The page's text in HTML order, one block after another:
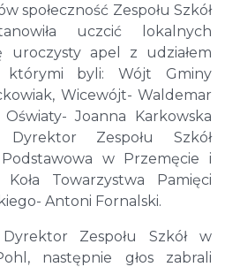
społeczność Zespołu Szkół
uczcić lokalnych
uroczysty apel z udziałem
którymi byli: Wójt Gminy
Wicewójt- Waldemar
Joanna Karkowska
Zespołu Szkół
w Przemęcie i
Towarzystwa Pamięci
Antoni Fornalski.
Zespołu Szkół w
następnie głos zabrali